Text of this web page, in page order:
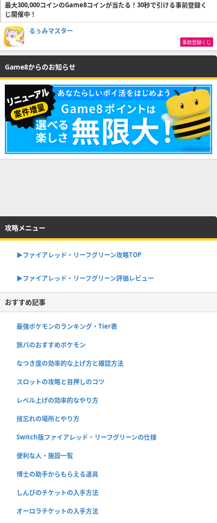
最大300,000コインのGame8コインが当たる！30秒で引ける事前登録く
じ開催中！
るぅみマスター
事前登録くじ
Game8からのお知らせ
攻略メニュー
▶︎ファイアレッド・リーフグリーン攻略TOP
▶︎ファイアレッド・リーフグリーン評価レビュー
おすすめ記事
最強ポケモンのランキング・Tier表
旅パのおすすめポケモン
なつき度の効率的な上げ方と確認方法
スロットの攻略と目押しのコツ
レベル上げの効率的なやり方
技忘れの場所とやり方
Switch版ファイアレッド・リーフグリーンの仕様
便利な人・施設一覧
博士の助手からもらえる道具
しんぴのチケットの入手方法
オーロラチケットの入手方法